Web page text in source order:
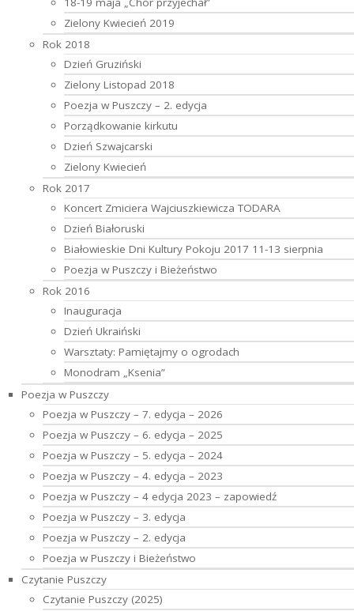
Zielony Kwiecień 2019
Rok 2018
Dzień Gruziński
Zielony Listopad 2018
Poezja w Puszczy – 2. edycja
Porządkowanie kirkutu
Dzień Szwajcarski
Zielony Kwiecień
Rok 2017
Koncert Zmiciera Wajciuszkiewicza TODARA
Dzień Białoruski
Białowieskie Dni Kultury Pokoju 2017 11-13 sierpnia
Poezja w Puszczy i Bieżeństwo
Rok 2016
Inauguracja
Dzień Ukraiński
Warsztaty: Pamiętajmy o ogrodach
Monodram „Ksenia”
Poezja w Puszczy
Poezja w Puszczy – 7. edycja – 2026
Poezja w Puszczy – 6. edycja – 2025
Poezja w Puszczy – 5. edycja – 2024
Poezja w Puszczy – 4. edycja – 2023
Poezja w Puszczy – 4 edycja 2023 – zapowiedź
Poezja w Puszczy – 3. edycja
Poezja w Puszczy – 2. edycja
Poezja w Puszczy i Bieżeństwo
Czytanie Puszczy
Czytanie Puszczy (2025)